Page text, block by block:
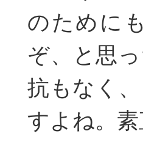
のために
ぞ、と思
抗もなく
すよね。